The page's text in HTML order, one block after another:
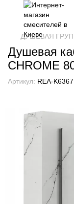
ДУШЕВАЯ
Душевая
CHROME
Артикул: REA-